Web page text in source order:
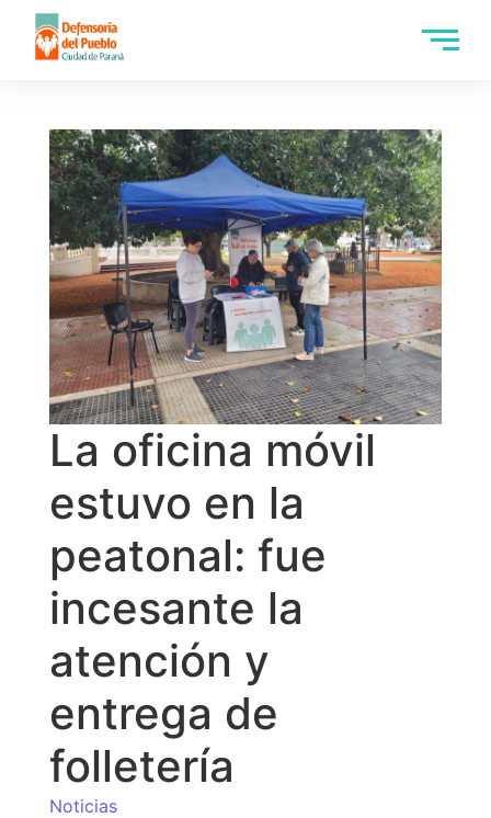
La oficina móvil
estuvo en la
peatonal: fue
incesante la
atención y
entrega de
folletería
Noticias